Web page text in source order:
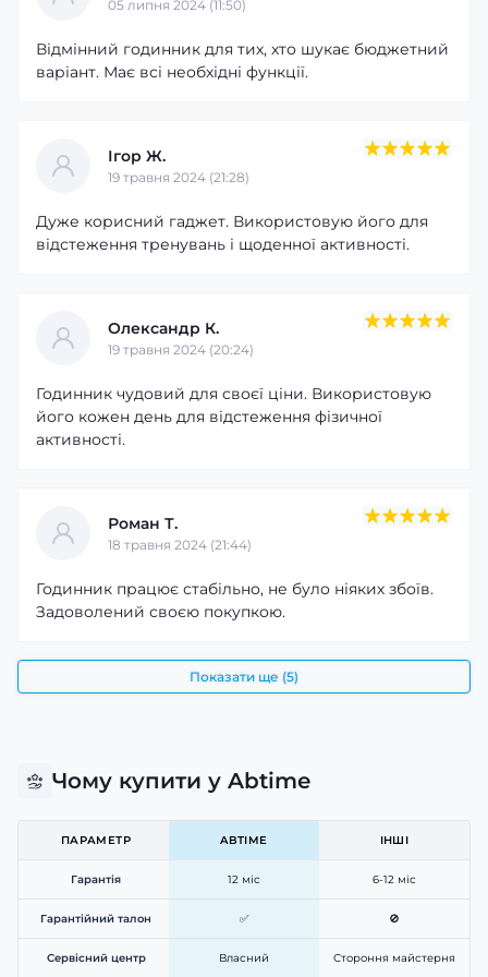
Надійність та сучасні технології
Завдяки захисту IP68 годинник витримує вплив води
прогулянок та активного відпочинку. Кольоровий
сенсорний дисплей діагоналлю 1,7 дюйма захищений
05 липня 2024 (11:50)
Відмінний годинник для тих, хто шукає бюджетний
варіант. Має всі необхідні функції.
Ігор Ж.
19 травня 2024 (21:28)
Дуже корисний гаджет. Використовую його для
відстеження тренувань і щоденної активності.
Олександр К.
19 травня 2024 (20:24)
Годинник чудовий для своєї ціни. Використовую
його кожен день для відстеження фізичної
активності.
Роман Т.
18 травня 2024 (21:44)
Годинник працює стабільно, не було ніяких збоїв.
Задоволений своєю покупкою.
Показати ще (5)
Чому купити у Abtime
ПАРАМЕТР ABTIME ІНШІ
Гарантія 12 міс 6-12 міс
Гарантійний талон ✅ 🚫
Сервісний центр Власний Стороння майстерня